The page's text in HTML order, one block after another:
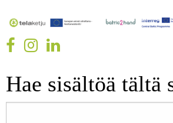
Hae sisältöä tältä